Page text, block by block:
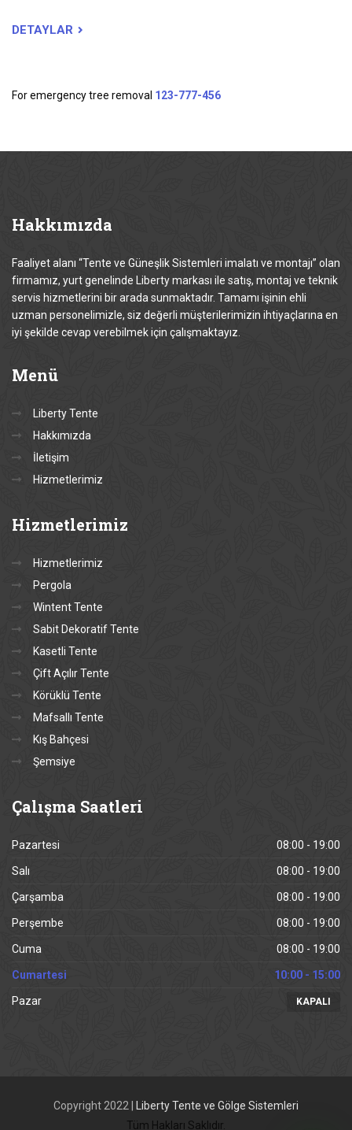
DETAYLAR
For emergency tree removal 123-777-456
Hakkımızda
Faaliyet alanı “Tente ve Güneşlik Sistemleri imalatı ve montajı” olan
firmamız, yurt genelinde Liberty markası ile satış, montaj ve teknik
servis hizmetlerini bir arada sunmaktadır. Tamamı işinin ehli
uzman personelimizle, siz değerli müşterilerimizin ihtiyaçlarına en
iyi şekilde cevap verebilmek için çalışmaktayız.
Menü
Liberty Tente
Hakkımızda
İletişim
Hizmetlerimiz
Hizmetlerimiz
Hizmetlerimiz
Pergola
Wintent Tente
Sabit Dekoratif Tente
Kasetli Tente
Çift Açılır Tente
Körüklü Tente
Mafsallı Tente
Kış Bahçesi
Şemsiye
Çalışma Saatleri
Pazartesi 08:00 - 19:00
Salı 08:00 - 19:00
Çarşamba 08:00 - 19:00
Perşembe 08:00 - 19:00
Cuma 08:00 - 19:00
Cumartesi 10:00 - 15:00
Pazar KAPALI
Copyright 2022 |
Liberty Tente ve Gölge Sistemleri
Tüm Hakları Saklıdır.